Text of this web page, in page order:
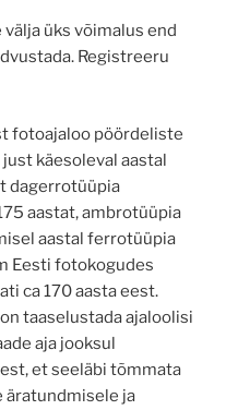
üks võimalus end
Registreeru
fotoajaloo pöördeliste
käesoleval aastal
dagerrotüüpia
aastat, ambrotüüpia
aastal ferrotüüpia
Eesti fotokogudes
ca 170 aasta eest.
taaselustada ajaloolisi
aja jooksul
et seeläbi tõmmata
ja